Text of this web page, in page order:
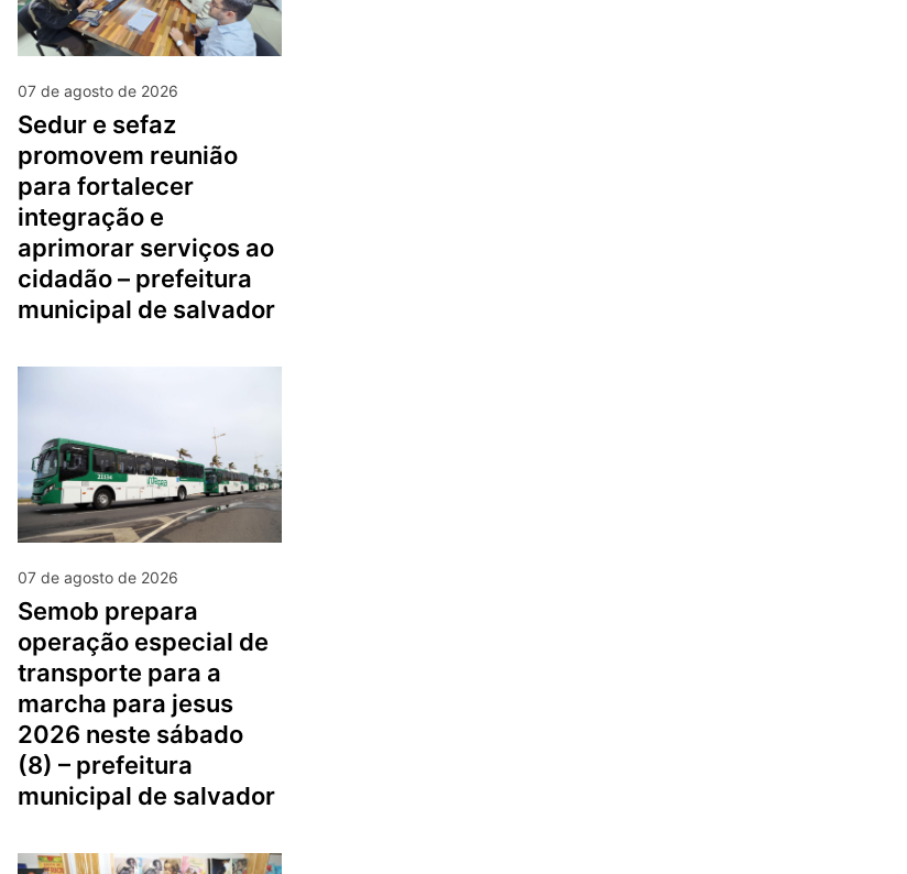
07 de agosto de 2026
sedur e sefaz
promovem reunião
para fortalecer
integração e
aprimorar serviços ao
cidadão – prefeitura
municipal de salvador
07 de agosto de 2026
semob prepara
operação especial de
transporte para a
marcha para jesus
2026 neste sábado
(8) – prefeitura
municipal de salvador